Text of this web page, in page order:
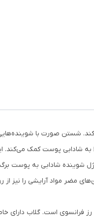
مضر مواد آرایشی را نیز
است. گلاب دارای